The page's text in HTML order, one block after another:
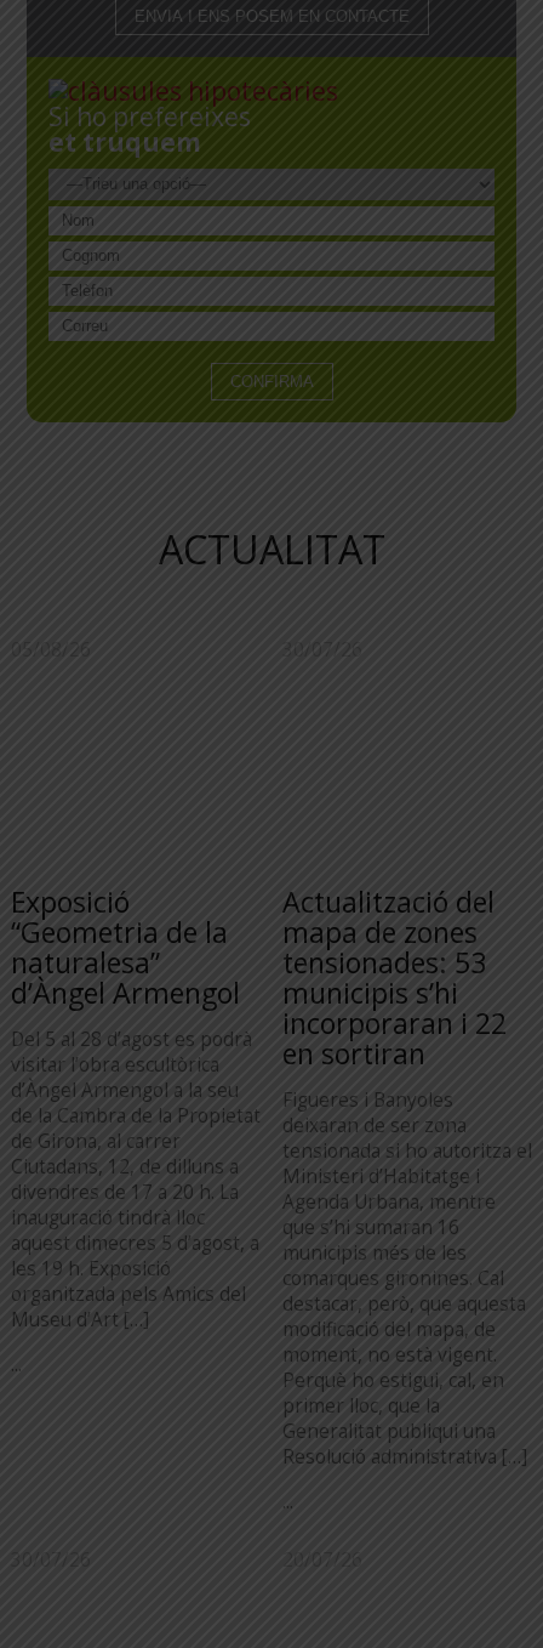
Si ho prefereixes
et truquem
ACTUALITAT
05/08/26
Exposició
“Geometria de la
naturalesa”
d’Àngel Armengol
Del 5 al 28 d’agost es podrà
visitar l’obra escultòrica
d’Àngel Armengol a la seu
de la Cambra de la Propietat
de Girona, al carrer
Ciutadans, 12, de dilluns a
divendres de 17 a 20 h. La
inauguració tindrà lloc
aquest dimecres 5 d’agost, a
les 19 h. Exposició
organitzada pels Amics del
Museu d’Art […]
...
30/07/26
Actualització del
mapa de zones
tensionades: 53
municipis s’hi
incorporaran i 22
en sortiran
Figueres i Banyoles
deixaran de ser zona
tensionada si ho autoritza el
Ministeri d’Habitatge i
Agenda Urbana, mentre
que s’hi sumaran 16
municipis més de les
comarques gironines. Cal
destacar, però, que aquesta
modificació del mapa, de
moment, no està vigent.
Perquè ho estigui, cal, en
primer lloc, que la
Generalitat publiqui una
Resolució administrativa […]
...
30/07/26 20/07/26